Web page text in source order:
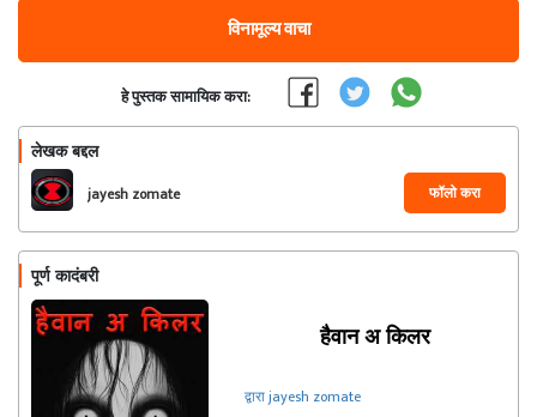
विनामूल्य वाचा
हे पुस्तक सामायिक करा:
लेखक बद्दल
jayesh zomate फॉलो करा
पूर्ण कादंबरी
हैवान अ किलर
द्वारा jayesh zomate